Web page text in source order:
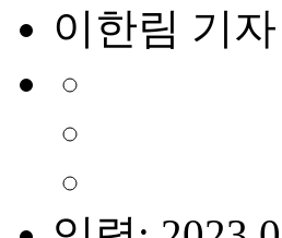
이한림 기자